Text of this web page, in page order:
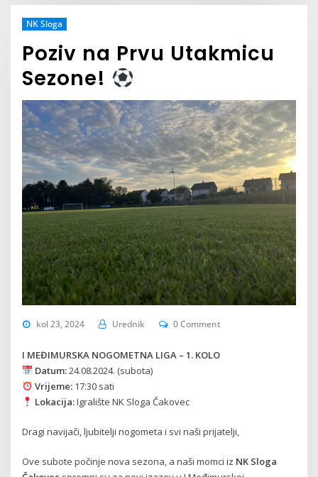
NK Sloga
Poziv na Prvu Utakmicu
Sezone!
kol 23, 2024 Urednik 0 Comment
I MEĐIMURSKA NOGOMETNA LIGA – 1. KOLO
Datum:24.08.2024. (subota)
Vrijeme: 17:30 sati
Lokacija:Igralište NK Sloga Čakovec
Dragi navijači, ljubitelji nogometa i svi naši prijatelji,
Ove subote počinje nova sezona, a naši momci iz NK Sloga